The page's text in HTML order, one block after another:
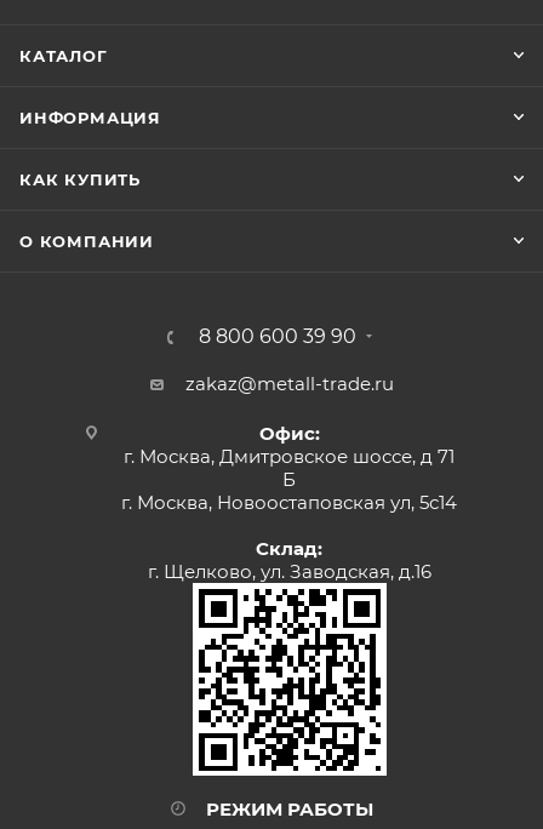
КАТАЛОГ
ИНФОРМАЦИЯ
КАК КУПИТЬ
О КОМПАНИИ
8 800 600 39 90
zakaz@metall-trade.ru
Офис:
г. Москва, Дмитровское шоссе, д 71
Б
г. Москва, Новоостаповская ул, 5с14
Склад:
г. Щелково, ул. Заводская, д.16
РЕЖИМ РАБОТЫ